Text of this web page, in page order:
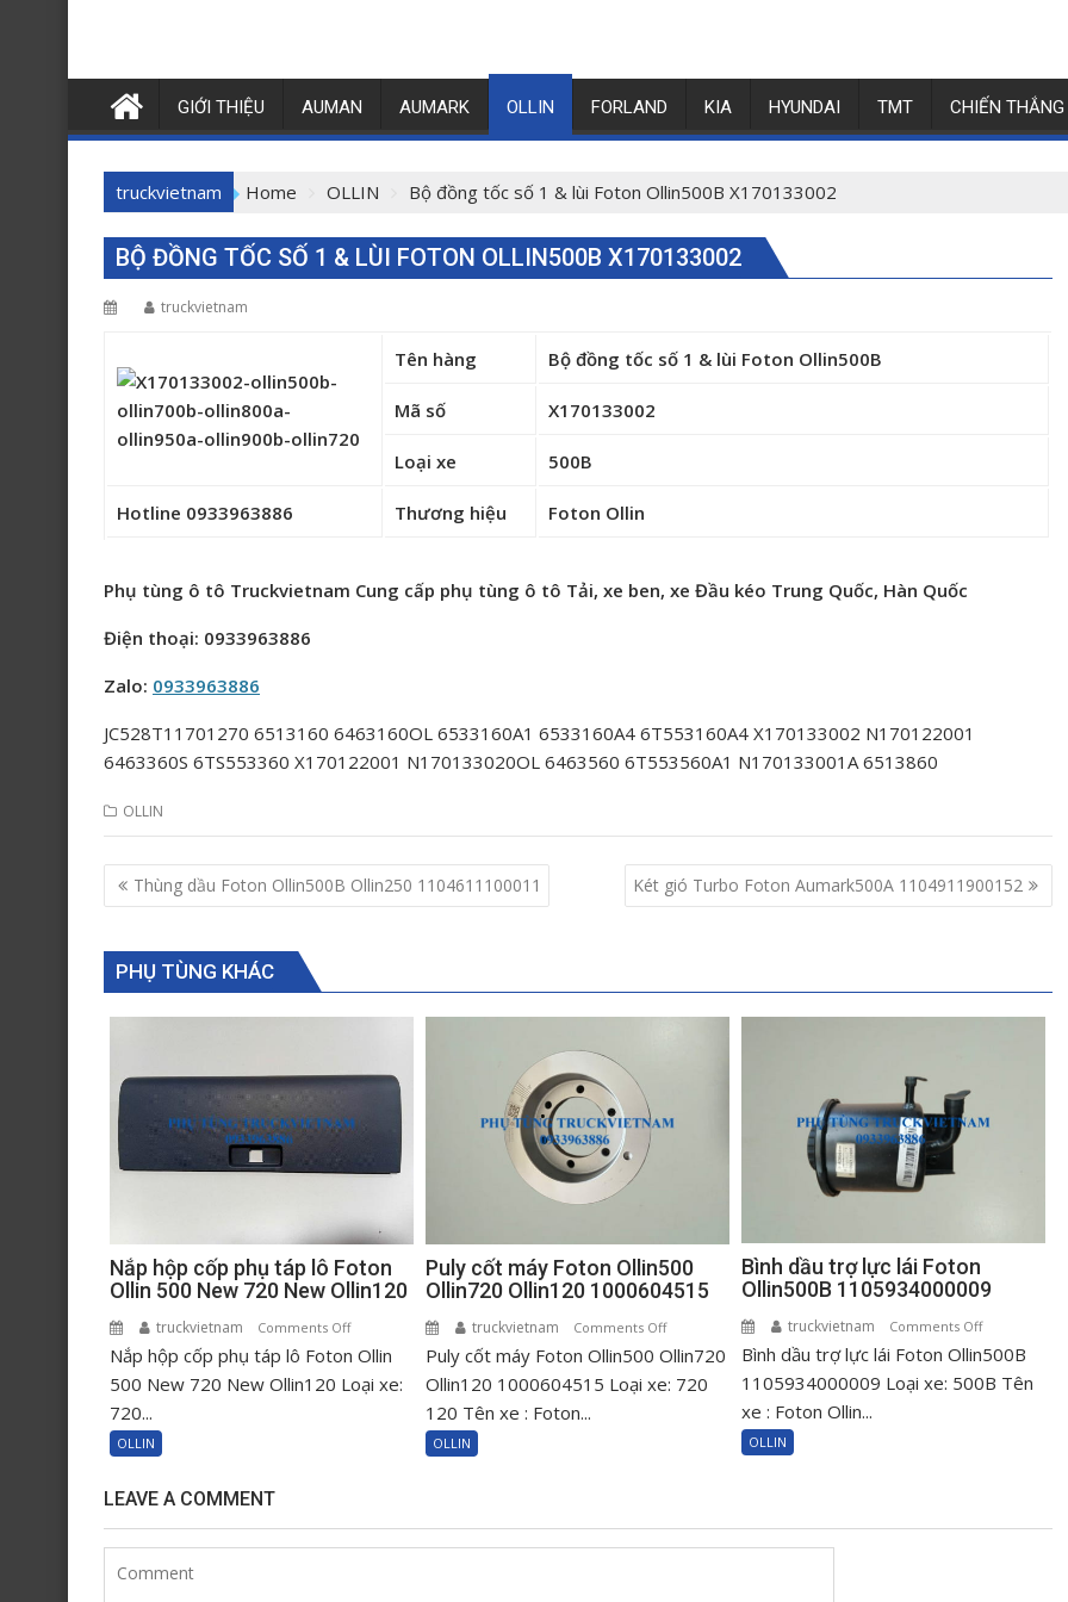
GIỚI THIỆU AUMAN AUMARK OLLIN FORLAND KIA HYUNDAI TMT CHIẾN THẮNG
truckvietnam Home OLLIN Bộ đồng tốc số 1 & lùi Foton Ollin500B X170133002
BỘ ĐỒNG TỐC SỐ 1 & LÙI FOTON OLLIN500B X170133002
truckvietnam
Tên hàng Bộ đồng tốc số 1 & lùi Foton Ollin500B
Mã số X170133002
Loại xe 500B
Hotline 0933963886 Thương hiệu Foton Ollin
Phụ tùng ô tô Truckvietnam Cung cấp phụ tùng ô tô Tải, xe ben, xe Đầu kéo Trung Quốc, Hàn Quốc
Điện thoại: 0933963886
Zalo: 0933963886
JC528T11701270 6513160 6463160OL 6533160A1 6533160A4 6T553160A4 X170133002 N170122001
6463360S 6TS553360 X170122001 N170133020OL 6463560 6T553560A1 N170133001A 6513860
OLLIN
Post
navigation
Thùng dầu Foton Ollin500B Ollin250 1104611100011 Két gió Turbo Foton Aumark500A 1104911900152
PHỤ TÙNG KHÁC
Nắp hộp cốp phụ táp lô Foton
Ollin 500 New 720 New Ollin120
truckvietnam Comments Offon
Nắp
hộp
Nắp hộp cốp phụ táp lô Foton Ollin
500 New 720 New Ollin120 Loại xe:
720...
OLLIN
Puly cốt máy Foton Ollin500
Ollin720 Ollin120 1000604515
truckvietnam Comments Offon
Puly
cốt
Puly cốt máy Foton Ollin500 Ollin720
Ollin120 1000604515 Loại xe: 720
120 Tên xe : Foton...
OLLIN
Bình dầu trợ lực lái Foton
Ollin500B 1105934000009
truckvietnam Comments Offon
Bình
dầu
Bình dầu trợ lực lái Foton Ollin500B
1105934000009 Loại xe: 500B Tên
xe : Foton Ollin...
OLLIN
LEAVE A COMMENT